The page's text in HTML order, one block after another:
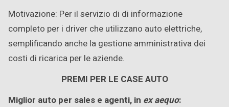
Motivazione: Per il servizio di di informazione
completo per i driver che utilizzano auto elettriche,
semplificando anche la gestione amministrativa dei
costi di ricarica per le aziende.
PREMI PER LE CASE AUTO
Miglior auto per sales e agenti, in ex aequo: